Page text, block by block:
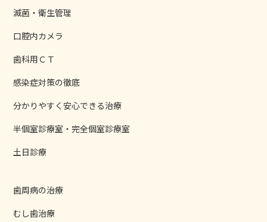
滅菌・衛生管理
口腔内カメラ
歯科用ＣＴ
感染症対策の徹底
分かりやすく安心できる治療
半個室診療室・完全個室診療室
土日診療
歯周病の治療
むし歯治療